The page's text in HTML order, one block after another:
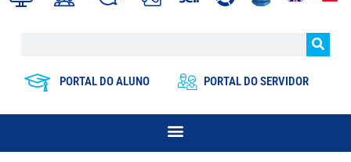
PORTAL DO ALUNO PORTAL DO SERVIDOR